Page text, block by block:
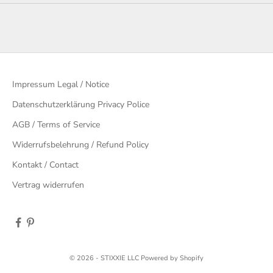
Impressum Legal / Notice
Datenschutzerklärung Privacy Police
AGB / Terms of Service
Widerrufsbelehrung / Refund Policy
Kontakt / Contact
Vertrag widerrufen
© 2026 - STIXXIE LLC Powered by Shopify